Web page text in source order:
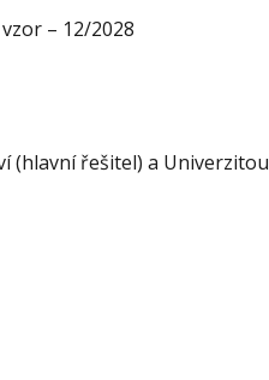
– 12/2028
(hlavní řešitel) a Univerzitou